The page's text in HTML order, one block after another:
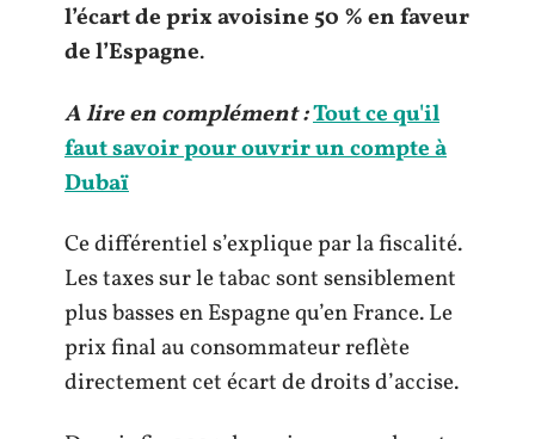
l’écart de prix avoisine 50 % en faveur
de l’Espagne.
A lire en complément :Tout ce qu'il
faut savoir pour ouvrir un compte à
Dubaï
Ce différentiel s’explique par la fiscalité.
Les taxes sur le tabac sont sensiblement
plus basses en Espagne qu’en France. Le
prix final au consommateur reflète
directement cet écart de droits d’accise.